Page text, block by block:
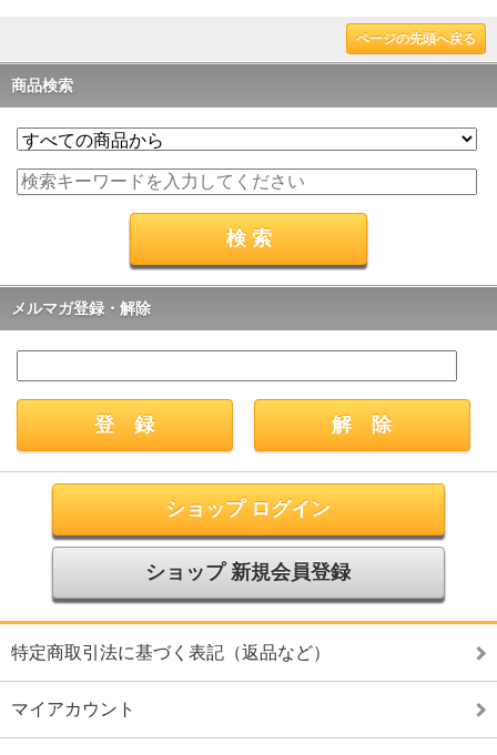
ページの先頭へ戻る
商品検索
メルマガ登録・解除
ショップ ログイン
ショップ 新規会員登録
特定商取引法に基づく表記（返品など）
マイアカウント